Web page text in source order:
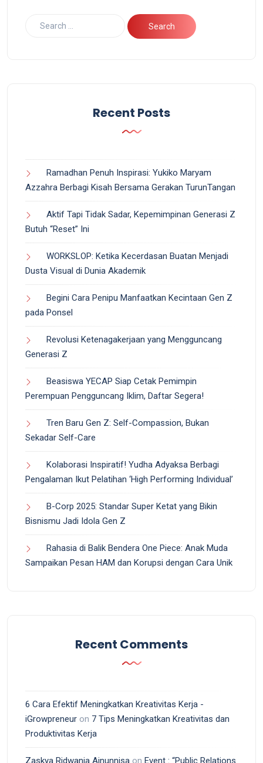
Recent Posts
Ramadhan Penuh Inspirasi: Yukiko Maryam
Azzahra Berbagi Kisah Bersama Gerakan TurunTangan
Aktif Tapi Tidak Sadar, Kepemimpinan Generasi Z
Butuh “Reset” Ini
WORKSLOP: Ketika Kecerdasan Buatan Menjadi
Dusta Visual di Dunia Akademik
Begini Cara Penipu Manfaatkan Kecintaan Gen Z
pada Ponsel
Revolusi Ketenagakerjaan yang Mengguncang
Generasi Z
Beasiswa YECAP Siap Cetak Pemimpin
Perempuan Pengguncang Iklim, Daftar Segera!
Tren Baru Gen Z: Self-Compassion, Bukan
Sekadar Self-Care
Kolaborasi Inspiratif! Yudha Adyaksa Berbagi
Pengalaman Ikut Pelatihan ‘High Performing Individual’
B-Corp 2025: Standar Super Ketat yang Bikin
Bisnismu Jadi Idola Gen Z
Rahasia di Balik Bendera One Piece: Anak Muda
Sampaikan Pesan HAM dan Korupsi dengan Cara Unik
Recent Comments
6 Cara Efektif Meningkatkan Kreativitas Kerja -
iGrowpreneur on 7 Tips Meningkatkan Kreativitas dan
Produktivitas Kerja